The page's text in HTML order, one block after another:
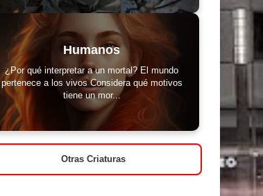
Humanos
¿Por qué interpretar a un mortal? El mundo
pertenece a los vivos Considera qué motivos
tiene un mor...
Otras Criaturas